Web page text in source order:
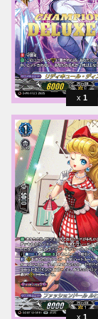
1
1